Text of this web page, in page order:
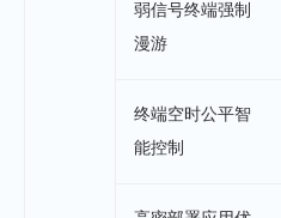
弱信号终端强制
漫游
终端空时公平智
能控制